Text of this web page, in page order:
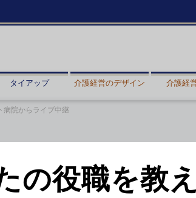
タイアップ 介護経営のデザイン 介護経
病院からライブ中継
の役職を教